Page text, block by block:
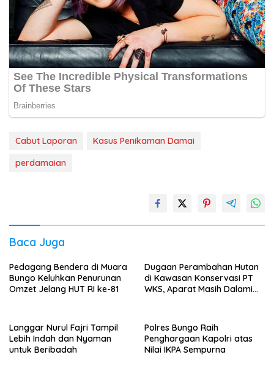
Cabut Laporan
Kasus Penikaman Damai
perdamaian
Baca Juga
Pedagang Bendera di Muara
Bungo Keluhkan Penurunan
Omzet Jelang HUT RI ke-81
Dugaan Perambahan Hutan
di Kawasan Konservasi PT
WKS, Aparat Masih Dalami
Langgar Nurul Fajri Tampil
Lebih Indah dan Nyaman
untuk Beribadah
Polres Bungo Raih
Penghargaan Kapolri atas
Nilai IKPA Sempurna